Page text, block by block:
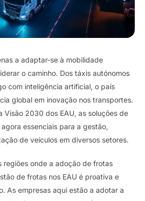
a adaptar-se à mobilidade
o caminho. Dos táxis autónomos
com inteligência artificial, o país
global em inovação nos transportes.
Visão 2030 dos EAU, as soluções de
essenciais para a gestão,
de veículos em diversos setores.
regiões onde a adoção de frotas
de frotas nos EAU é proativa e
As empresas aqui estão a adotar a